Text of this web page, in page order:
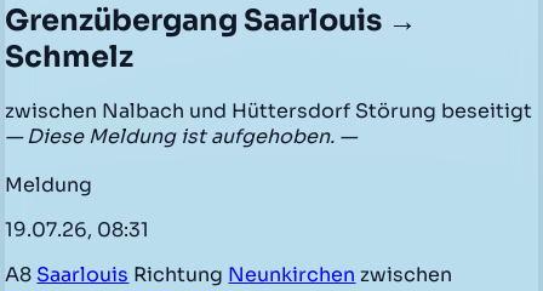
Grenzübergang Saarlouis →
Schmelz
zwischen Nalbach und Hüttersdorf Störung beseitigt
— Diese Meldung ist aufgehoben. —
Meldung
19.07.26, 08:31
A8 Saarlouis Richtung Neunkirchen zwischen